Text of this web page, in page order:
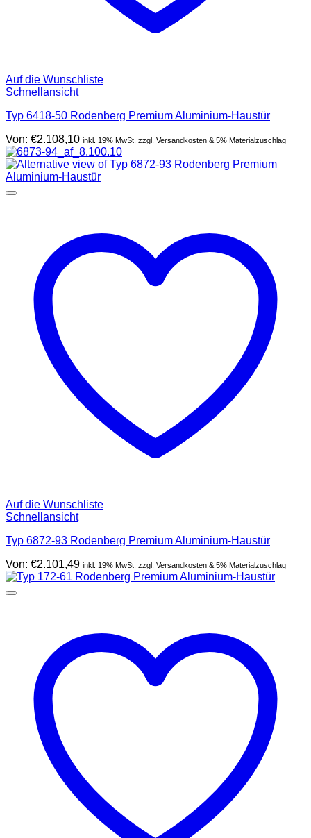
Auf die Wunschliste
Schnellansicht
Typ 6418-50 Rodenberg Premium Aluminium-Haustür
Von: €2.108,10 inkl. 19% MwSt. zzgl. Versandkosten & 5% Materialzuschlag
Auf die Wunschliste
Schnellansicht
Typ 6872-93 Rodenberg Premium Aluminium-Haustür
Von: €2.101,49 inkl. 19% MwSt. zzgl. Versandkosten & 5% Materialzuschlag